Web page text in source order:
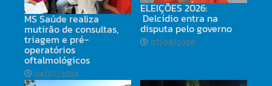
MS Saúde realiza
mutirão de consultas,
triagem e pré-
operatórios
oftalmológicos
04/07/2024
ELEIÇÕES 2026:
Delcídio entra na
disputa pelo governo
07/08/2026